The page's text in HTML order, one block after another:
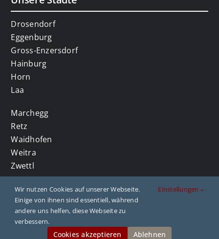
Drosendorf
Eggenburg
Gross-Enzersdorf
Hainburg
Horn
Laa
Marchegg
Retz
Waidhofen
Weitra
Zwettl
2023 Copyright. All rights reserved. |
| Website byfranzjohann Kreativagentur
Wir nutzen Cookies auf unserer Webseite.
Einige von ihnen sind essentiell, während
andere uns helfen, diese Webseite zu
verbessern.
Einstellungen
Cookies akzeptieren Ablehnen